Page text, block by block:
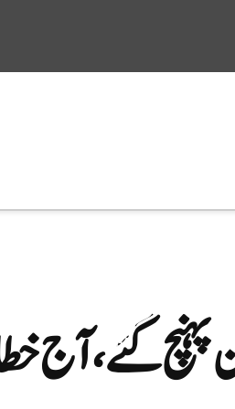
پہنچ گئے، آج